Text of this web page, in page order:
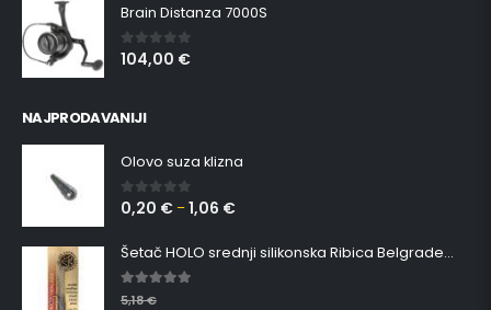
Brain Distanza 7000S
0out of 5
104,00 €
NAJPRODAVANIJI
Olovo suza klizna
0 out of 5
0,20 € –1,06 €
Šetač HOLO srednji silikonska Ribica Belgrade Walker
5.00out of 5
5,18€